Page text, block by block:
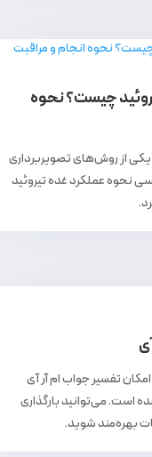
چیست؟ نحوه
از روش‌های تصویربرداری
نحوه عملکرد غده تیروئید
تفسیر جواب ام آر آی
است. می‌توانید بارگذاری
بهره‌مند شوید.